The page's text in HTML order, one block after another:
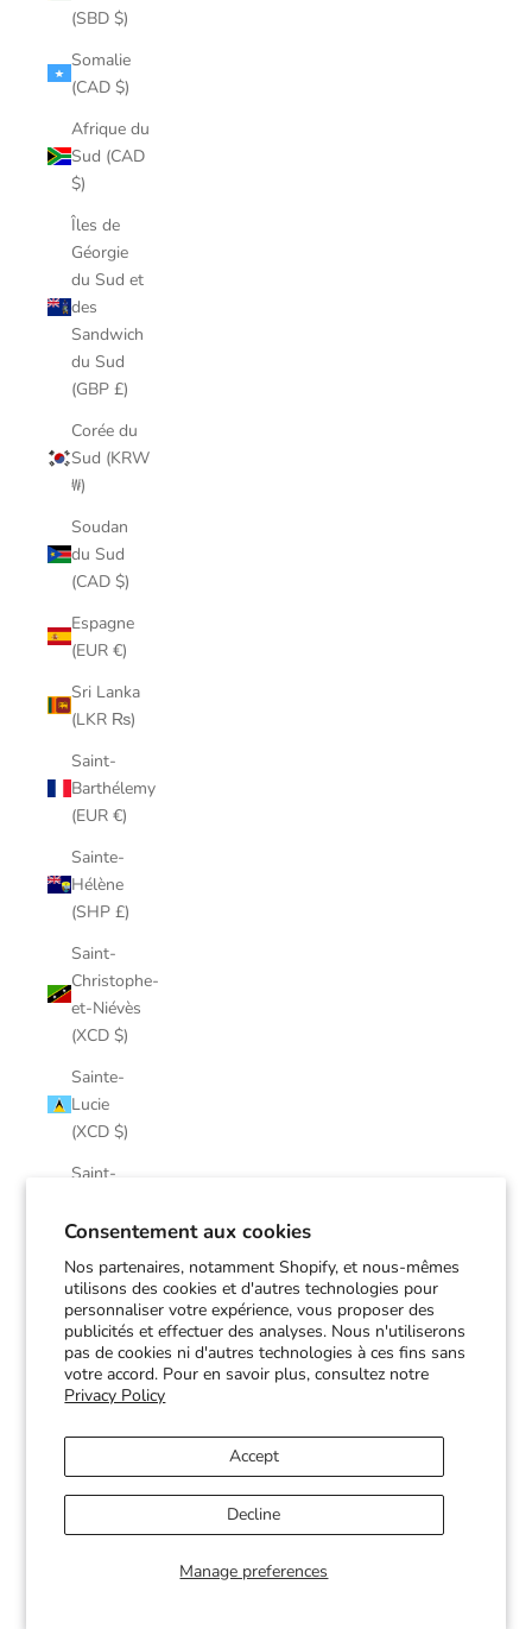
Consentement aux cookies
Nos partenaires, notamment Shopify, et nous-mêmes
utilisons des cookies et d'autres technologies pour
personnaliser votre expérience, vous proposer des
publicités et effectuer des analyses. Nous n'utiliserons
pas de cookies ni d'autres technologies à ces fins sans
votre accord. Pour en savoir plus, consultez notre
Privacy Policy
Manage preferences
Accept
Decline
(SBD $)
Somalie
(CAD $)
Afrique du
Sud (CAD
$)
Îles de
Géorgie
du Sud et
des
Sandwich
du Sud
(GBP £)
Corée du
Sud (KRW
₩)
Soudan
du Sud
(CAD $)
Espagne
(EUR €)
Sri Lanka
(LKR ₨)
Saint-
Barthélemy
(EUR €)
Sainte-
Hélène
(SHP £)
Saint-
Christophe-
et-Niévès
(XCD $)
Sainte-
Lucie
(XCD $)
Saint-
(EUR €)
Saint-
Pierre-et-
Miquelon
(EUR €)
Saint-
Grenadines
(XCD $)